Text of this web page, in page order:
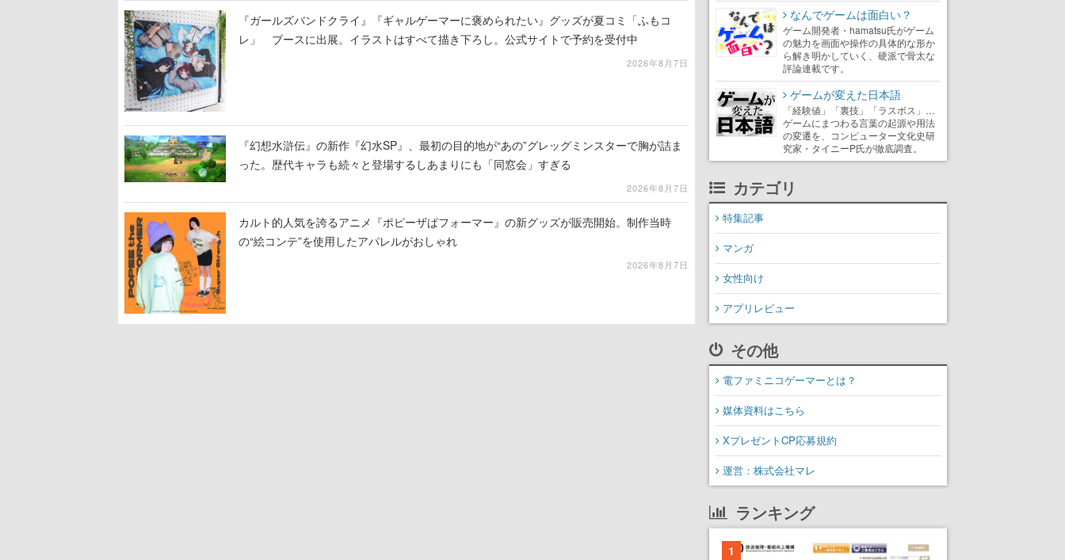
『ガールズバンドクライ』『ギャルゲーマーに褒められたい』グッズが夏コミ「ふもコ
レ」 ブースに出展。イラストはすべて描き下ろし。公式サイトで予約を受付中
2026年8月7日
『幻想水滸伝』の新作『幻水SP』、最初の目的地が“あの”グレッグミンスターで胸が詰ま
った。歴代キャラも続々と登場するしあまりにも「同窓会」すぎる
2026年8月7日
カルト的人気を誇るアニメ『ポピーザぱフォーマー』の新グッズが販売開始。制作当時
の“絵コンテ”を使用したアパレルがおしゃれ
2026年8月7日
なんでゲームは面白い？
ゲーム開発者・hamatsu氏がゲーム
の魅力を画面や操作の具体的な形か
ら解き明かしていく、硬派で骨太な
評論連載です。
ゲームが変えた日本語
「経験値」「裏技」「ラスボス」…
ゲームにまつわる言葉の起源や用法
の変遷を、コンピューター文化史研
究家・タイニーP氏が徹底調査。
カテゴリ
特集記事
マンガ
女性向け
アプリレビュー
その他
電ファミニコゲーマーとは？
媒体資料はこちら
XプレゼントCP応募規約
運営：株式会社マレ
ランキング
1